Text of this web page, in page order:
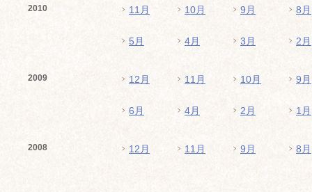
2010 11月 10月 9月 8月
5月 4月 3月 2月
2009 12月 11月 10月 9月
6月 4月 2月 1月
2008 12月 11月 9月 8月